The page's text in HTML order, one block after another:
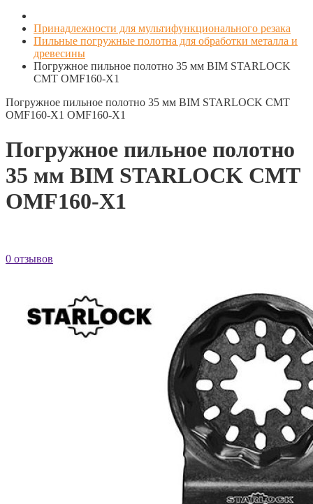
Принадлежности для мультифункционального резака
Пильные погружные полотна для обработки металла и
древесины
Погружное пильное полотно 35 мм BIM STARLOCK
CMT OMF160-X1
Погружное пильное полотно 35 мм BIM STARLOCK CMT
OMF160-X1 OMF160-X1
Погружное пильное полотно
35 мм BIM STARLOCK CMT
OMF160-X1
0 отзывов